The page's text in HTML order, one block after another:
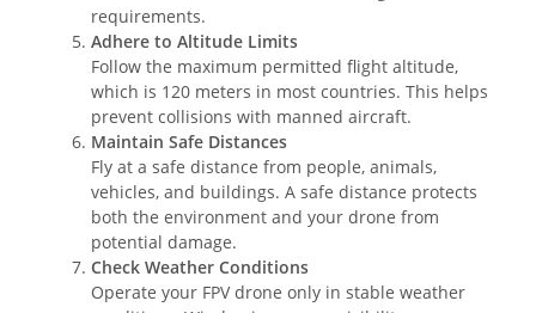
requirements.
Adhere to Altitude Limits
Follow the maximum permitted flight altitude,
which is 120 meters in most countries. This helps
prevent collisions with manned aircraft.
Maintain Safe Distances
Fly at a safe distance from people, animals,
vehicles, and buildings. A safe distance protects
both the environment and your drone from
potential damage.
Check Weather Conditions
Operate your FPV drone only in stable weather